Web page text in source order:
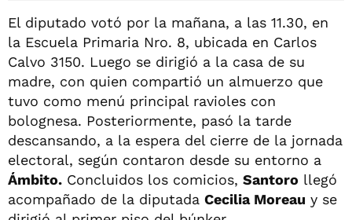
El diputado votó por la mañana, a las 11.30, en
la Escuela Primaria Nro. 8, ubicada en Carlos
Calvo 3150. Luego se dirigió a la casa de su
madre, con quien compartió un almuerzo que
tuvo como menú principal ravioles con
bolognesa. Posteriormente, pasó la tarde
descansando, a la espera del cierre de la jornada
electoral, según contaron desde su entorno a
Ámbito. Concluidos los comicios, Santoro llegó
acompañado de la diputada Cecilia Moreau y se